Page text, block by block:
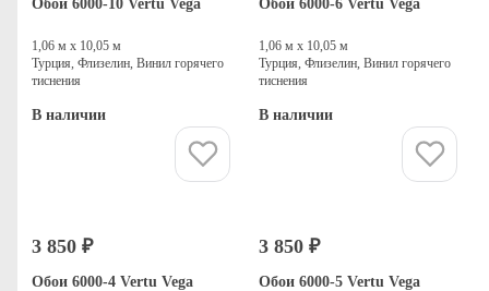
Обои 6000-10 Vertu Vega
1,06 м х 10,05 м
Турция, Флизелин, Винил горячего
тиснения
В наличии
Обои 6000-6 Vertu Vega
1,06 м х 10,05 м
Турция, Флизелин, Винил горячего
тиснения
В наличии
3 850 ₽
Обои 6000-4 Vertu Vega
3 850 ₽
Обои 6000-5 Vertu Vega